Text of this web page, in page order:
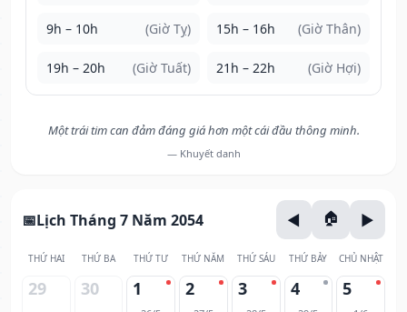
9h – 10h (Giờ Tỵ) 15h – 16h (Giờ Thân)
19h – 20h (Giờ Tuất) 21h – 22h (Giờ Hợi)
Một trái tim can đảm đáng giá hơn một cái đầu thông minh.
— Khuyết danh
Lịch Tháng 7 Năm 2054
THỨ HAI THỨ BA THỨ TƯ THỨ NĂM THỨ SÁU THỨ BẢY CHỦ NHẬT
29 30 1 2 3 4 5